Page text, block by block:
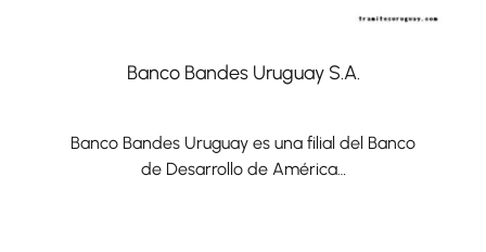
Banco Bandes Uruguay S.A.
Banco Bandes Uruguay es una filial del Banco
de Desarrollo de América…